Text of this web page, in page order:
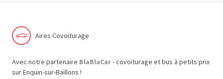
Aires Covoiturage
Avec notre partenaire BlaBlaCar- covoiturage et bus à petits prix
sur Enquin-sur-Baillons !